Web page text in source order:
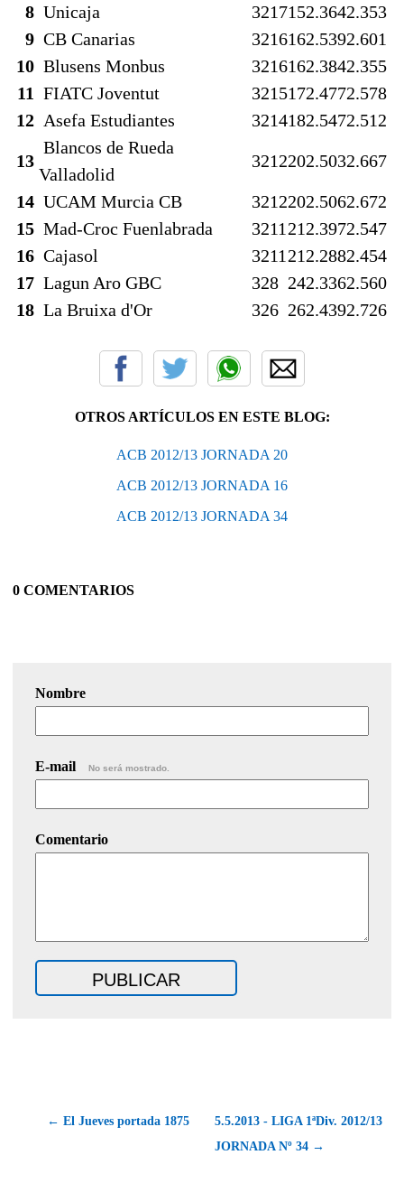
8 Unicaja 3217152.3642.353
9 CB Canarias 3216162.5392.601
10 Blusens Monbus 3216162.3842.355
11 FIATC Joventut 3215172.4772.578
12 Asefa Estudiantes 3214182.5472.512
13
Blancos de Rueda
Valladolid
3212202.5032.667
14 UCAM Murcia CB 3212202.5062.672
15 Mad-Croc Fuenlabrada 3211 212.3972.547
16 Cajasol 3211 212.2882.454
17 Lagun Aro GBC 328 242.3362.560
18 La Bruixa d'Or 326 262.4392.726
OTROS ARTÍCULOS EN ESTE BLOG:
ACB 2012/13 JORNADA 20
ACB 2012/13 JORNADA 16
ACB 2012/13 JORNADA 34
0 COMENTARIOS
Nombre
E-mail No será mostrado.
Comentario
← El Jueves portada 1875
5.5.2013 - LIGA 1ªDiv. 2012/13
JORNADA Nº 34 →